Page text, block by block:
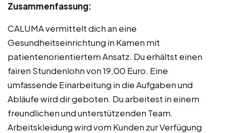
Zusammenfassung:
CALUMA vermittelt dich an eine
Gesundheitseinrichtung in Kamen mit
patientenorientiertem Ansatz. Du erhältst einen
fairen Stundenlohn von 19,00 Euro. Eine
umfassende Einarbeitung in die Aufgaben und
Abläufe wird dir geboten. Du arbeitest in einem
freundlichen und unterstützenden Team.
Arbeitskleidung wird vom Kunden zur Verfügung